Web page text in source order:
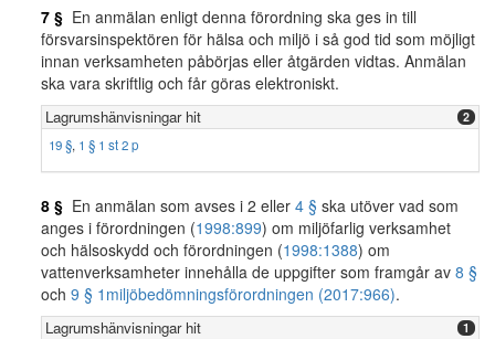
7 § En anmälan enligt denna förordning ska ges in till
försvarsinspektören för hälsa och miljö i så god tid som möjligt
innan verksamheten påbörjas eller åtgärden vidtas. Anmälan
ska vara skriftlig och får göras elektroniskt.
Lagrumshänvisningar hit 2
19 §, 1 § 1 st 2 p
8 § En anmälan som avses i 2 eller 4 § ska utöver vad som
anges i förordningen (1998:899) om miljöfarlig verksamhet
och hälsoskydd och förordningen (1998:1388) om
vattenverksamheter innehålla de uppgifter som framgår av 8 §
och 9 § 1 miljöbedömningsförordningen (2017:966).
Lagrumshänvisningar hit 1